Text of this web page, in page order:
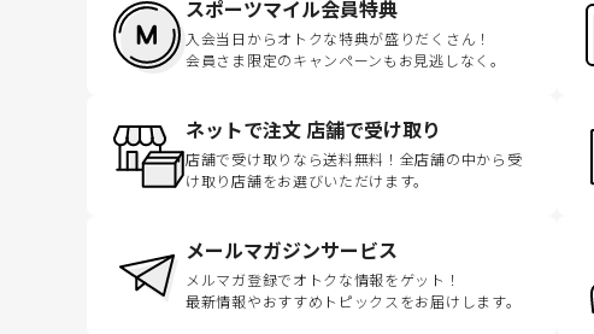
スポーツマイル会員特典
入会当日からオトクな特典が盛りだくさん！
会員さま限定のキャンペーンもお見逃しなく。
ネットで注文 店舗で受け取り
店舗で受け取りなら送料無料！全店舗の中から受
け取り店舗をお選びいただけます。
メールマガジンサービス
メルマガ登録でオトクな情報をゲット！
最新情報やおすすめトピックスをお届けします。